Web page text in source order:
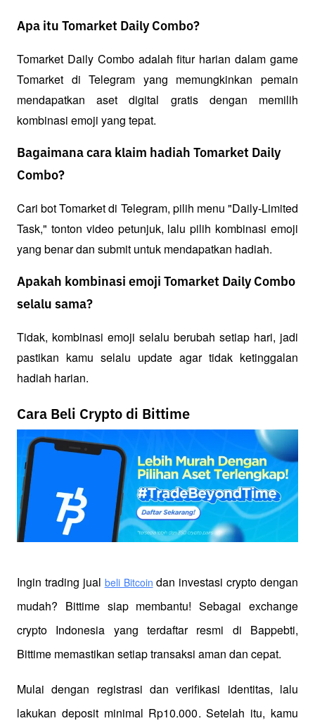
Apa itu Tomarket Daily Combo?
Tomarket Daily Combo adalah fitur harian dalam game
Tomarket di Telegram yang memungkinkan pemain
mendapatkan aset digital gratis dengan memilih
kombinasi emoji yang tepat.
Bagaimana cara klaim hadiah Tomarket Daily
Combo?
Cari bot Tomarket di Telegram, pilih menu "Daily-Limited
Task," tonton video petunjuk, lalu pilih kombinasi emoji
yang benar dan submit untuk mendapatkan hadiah.
Apakah kombinasi emoji Tomarket Daily Combo
selalu sama?
Tidak, kombinasi emoji selalu berubah setiap hari, jadi
pastikan kamu selalu update agar tidak ketinggalan
hadiah harian.
Cara Beli Crypto di Bittime
Ingin trading jual beli Bitcoin dan investasi crypto dengan
mudah? Bittime siap membantu! Sebagai exchange
crypto Indonesia yang terdaftar resmi di Bappebti,
Bittime memastikan setiap transaksi aman dan cepat.
Mulai dengan registrasi dan verifikasi identitas, lalu
lakukan deposit minimal Rp10.000. Setelah itu, kamu